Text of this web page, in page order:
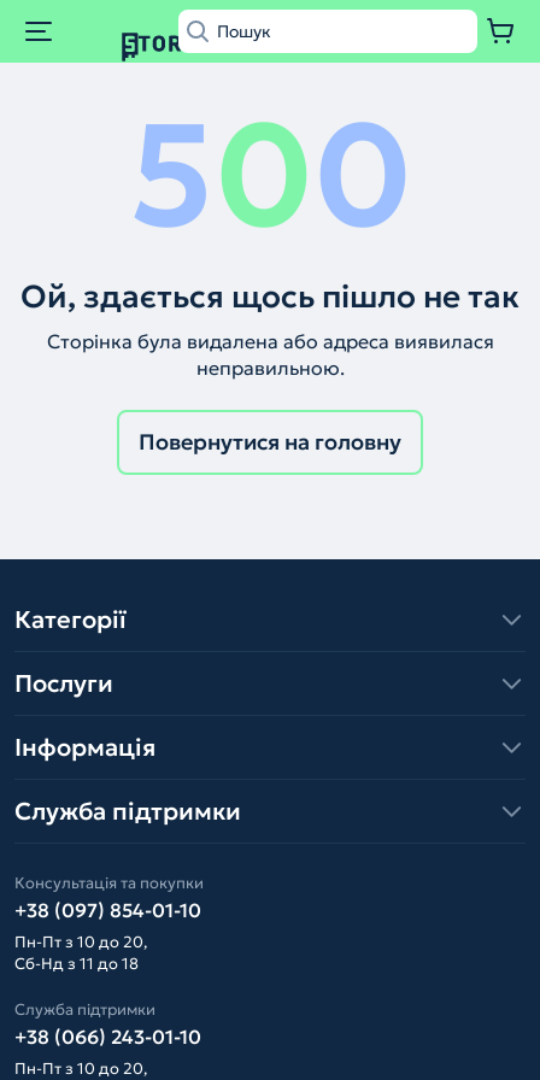
500
Ой, здається щось пішло не так
Сторінка була видалена або адреса виявилася
неправильною.
Повернутися на головну
Категорії
Послуги
Інформація
Служба підтримки
Консультація та покупки
+38 (097) 854-01-10
Пн-Пт з 10 до 20,
Сб-Нд з 11 до 18
Служба підтримки
+38 (066) 243-01-10
Пн-Пт з 10 до 20,